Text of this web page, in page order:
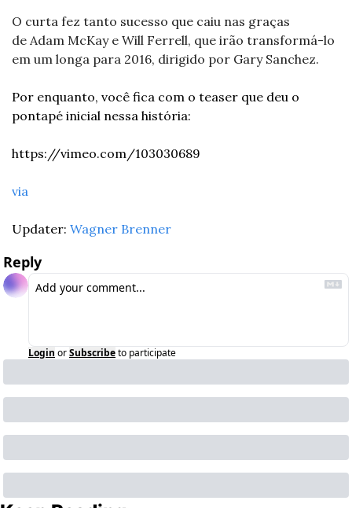
O curta fez tanto sucesso que caiu nas graças
de Adam McKay e Will Ferrell, que irão transformá-lo
em um longa para 2016, dirigido por Gary Sanchez.
Por enquanto, você fica com o teaser que deu o
pontapé inicial nessa história:
https://vimeo.com/103030689
via
Updater: Wagner Brenner
Reply
Login orSubscribeto participate